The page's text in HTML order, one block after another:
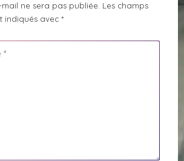
ne sera pas publiée. Les champs
indiqués avec *